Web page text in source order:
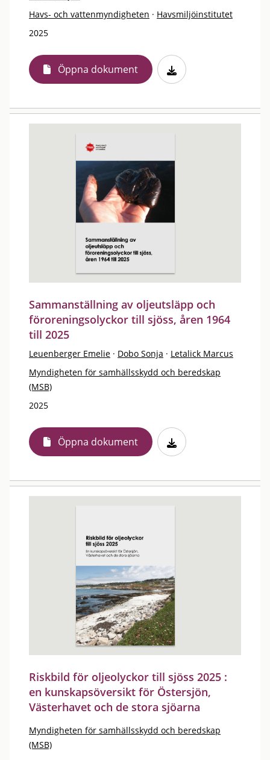
Havs- och vattenmyndigheten · Havsmiljöinstitutet
2025
Öppna dokument
Sammanställning av oljeutsläpp och
föroreningsolyckor till sjöss, åren 1964
till 2025
Leuenberger Emelie · Dobo Sonja · Letalick Marcus
Myndigheten för samhällsskydd och beredskap
(MSB)
2025
Öppna dokument
Riskbild för oljeolyckor till sjöss 2025 :
en kunskapsöversikt för Östersjön,
Västerhavet och de stora sjöarna
Myndigheten för samhällsskydd och beredskap
(MSB)